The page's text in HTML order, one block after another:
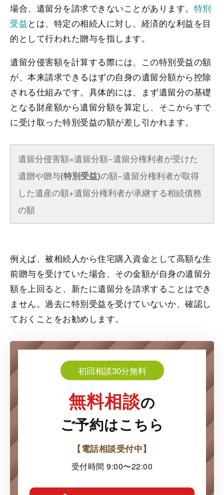
場合、遺留分を請求できないことがあります。 特別
受益とは、特定の相続人に対し、経済的な利益を目
的として行われた贈与を指します。
遺留分侵害額を計算する際には、この特別受益の額
が、本来請求できるはずの自身の遺留分額から控除
される仕組みです。具体的には、まず遺留分の基礎
となる財産額から遺留分額を算定し、そこからすで
に受け取った特別受益の額が差し引かれます。
遺留分侵害額=遺留分額−遺留分権利者が受けた
遺贈や贈与(特別受益)の額−遺留分権利者が取得
した遺産の額+遺留分権利者が承継する相続債務
の額
例えば、被相続人から住宅購入資金として高額な生
前贈与を受けていた場合、その金額が自身の遺留分
額を上回ると、新たに遺留分を請求することはでき
ません。過去に特別受益を受けていないか、確認し
ておくことをお勧めします。
初回相談30分無料
無料相談の
ご予約はこちら
【電話相談受付中】
受付時間 9:00〜22:00